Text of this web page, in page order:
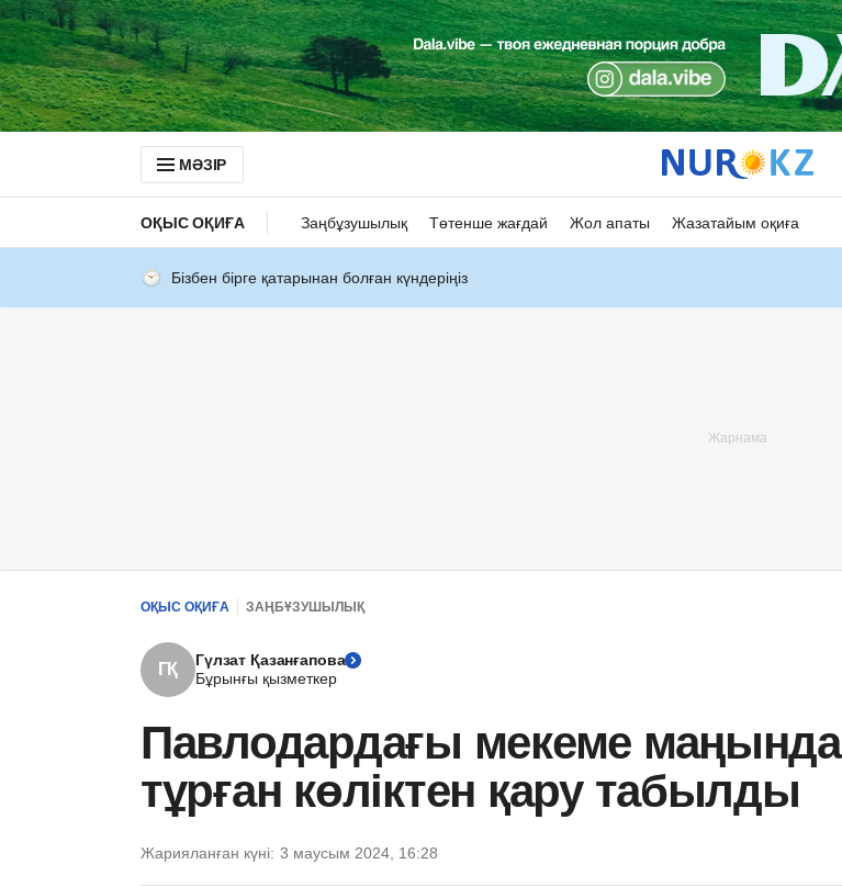
МӘЗІР
ОҚЫС ОҚИҒА Заңбұзушылық Төтенше жағдай Жол апаты Жазатайым оқиға
Бізбен бірге қатарынан болған күндеріңіз
ОҚЫС ОҚИҒА ЗАҢБҰЗУШЫЛЫҚ
ГҚ
Гүлзат Қазанғапова
Бұрынғы қызметкер
Павлодардағы мекеме маңында
тұрған көліктен қару табылды
Жарияланған күні: 3 маусым 2024, 16:28